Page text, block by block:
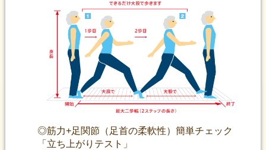
◎筋力+足関節（足首の柔軟性）簡単チェック
「立ち上がりテスト」